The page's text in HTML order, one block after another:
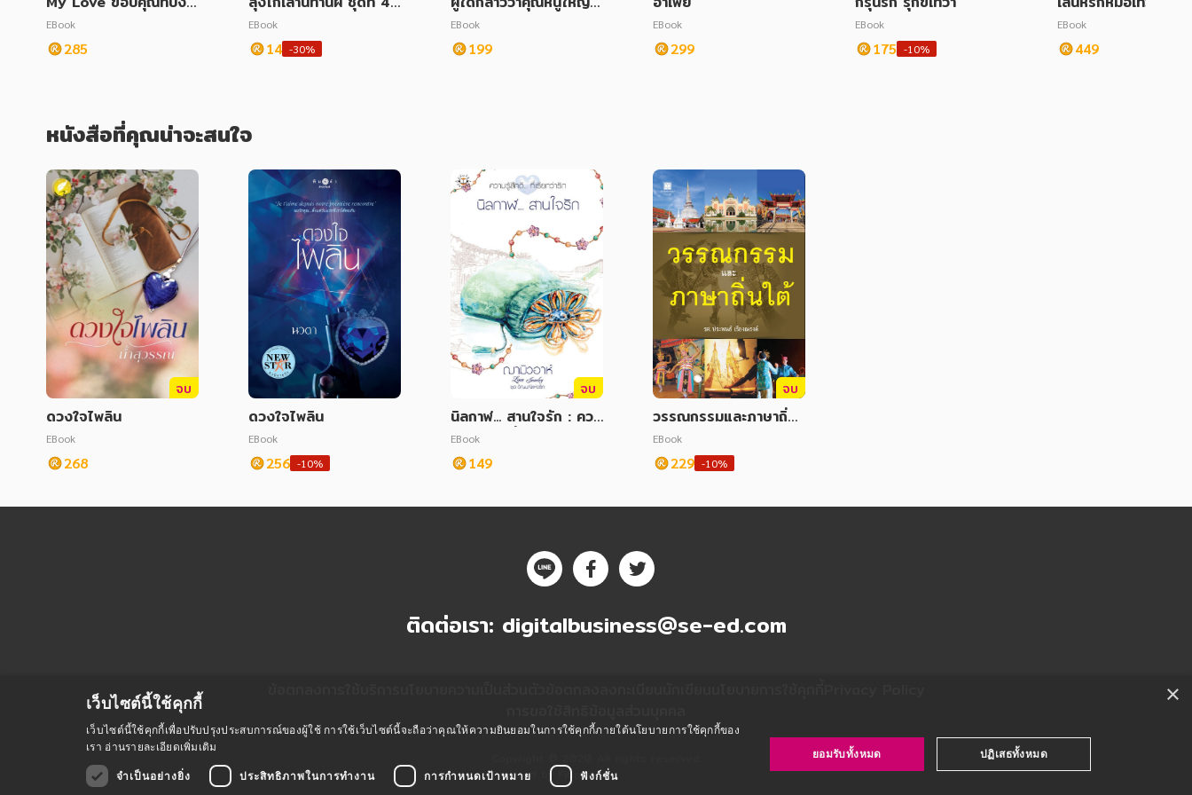
อิญ
EBook
285
ฝันผวา
EBook
14 -30%
ย่างข้าเป็นดาวกาลกิณี! เ
ล่ม 10
EBook
199
EBook
299
EBook
175 -10%
ล่ม 5
EBook
449
หนังสือที่คุณน่าจะสนใจ
จบ
ดวงใจไพลิน
EBook
268
ดวงใจไพลิน
EBook
256 -10%
จบ
นิลกาฬ... สานใจรัก : ควา
มรู้สึกดี... ที่เรียกว่ารัก
EBook
149
จบ
วรรณกรรมและภาษาถิ่นใ
ต้
EBook
229 -10%
ติดต่อเรา: digitalbusiness@se-ed.com
Powered by Fibplat
×
เว็บไซต์นี้ใช้คุกกี้
เว็บไซต์นี้ใช้คุกกี้เพื่อปรับปรุงประสบการณ์ของผู้ใช้ การใช้เว็บไซต์นี้จะถือว่าคุณให้ความยินยอมในการใช้คุกกี้ภายใต้นโยบายการใช้คุกกี้ของ
เรา อ่านรายละเอียดเพิ่มเติม
จำเป็นอย่างยิ่ง
ประสิทธิภาพในการทำงาน การกำหนดเป้าหมาย ฟังก์ชั่น
ยอมรับทั้งหมด ปฏิเสธทั้งหมด